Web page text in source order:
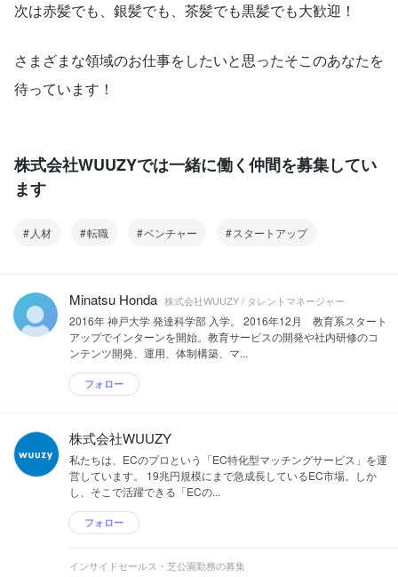
次は赤髪でも、銀髪でも、茶髪でも黒髪でも大歓迎！
さまざまな領域のお仕事をしたいと思ったそこのあなたを
待っています！
株式会社WUUZYでは一緒に働く仲間を募集してい
ます
人材 転職 ベンチャー スタートアップ
Minatsu Honda 株式会社WUUZY / タレントマネージャー
2016年 神戸大学 発達科学部 入学。 2016年12月 教育系スタート
アップでインターンを開始。教育サービスの開発や社内研修のコ
ンテンツ開発、運用、体制構築、マ...
フォロー
株式会社WUUZY
私たちは、ECのプロという「EC特化型マッチングサービス」を運
営しています。 19兆円規模にまで急成長しているEC市場。しか
し、そこで活躍できる「ECの...
フォロー
インサイドセールス・芝公園勤務の募集